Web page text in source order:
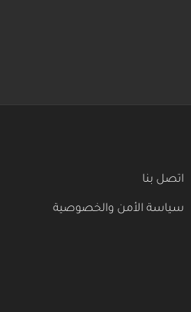
اتصل بنا
سياسة الأمن والخصوصية